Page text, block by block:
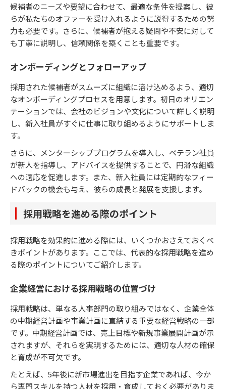
候補者のニーズや要望に合わせて、最適な条件を提案し、彼
らが私たちのオファーを受け入れるように説得するための努
力も必要です。さらに、候補者が抱える疑問や不安に対して
も丁寧に説明し、信頼関係を築くことも重要です。
オンボーディングとフォローアップ
採用された候補者がスムーズに組織に溶け込めるよう、適切
なオンボーディングプロセスを用意します。初日のオリエン
テーションでは、会社のビジョンや文化について詳しく説明
し、新入社員がすぐに仕事に取り組めるようにサポートしま
す。
さらに、メンターシッププログラムを導入し、ベテラン社員
が新人を指導し、アドバイスを提供することで、円滑な組織
への適応を促進します。また、新入社員には定期的なフィー
ドバックの機会も与え、彼らの成長と発展を支援します。
採用戦略を進める際のポイント
採用戦略を効果的に進める際には、いくつかおさえておくべ
きポイントがあります。ここでは、代表的な採用戦略を進め
る際のポイントについてご紹介します。
企業経営における採用戦略の位置づけ
採用戦略は、単なる人事部門の取り組みではなく、企業全体
の中期経営計画や事業計画に直結する重要な経営戦略の一部
です。中期経営計画では、売上目標や新規事業展開計画が示
されますが、それらを実現するためには、適切な人材の確保
と育成が不可欠です。
たとえば、5年後に新市場進出を目指す企業であれば、今か
ら専門スキルを持つ人材を採用・育成しておく必要がありま